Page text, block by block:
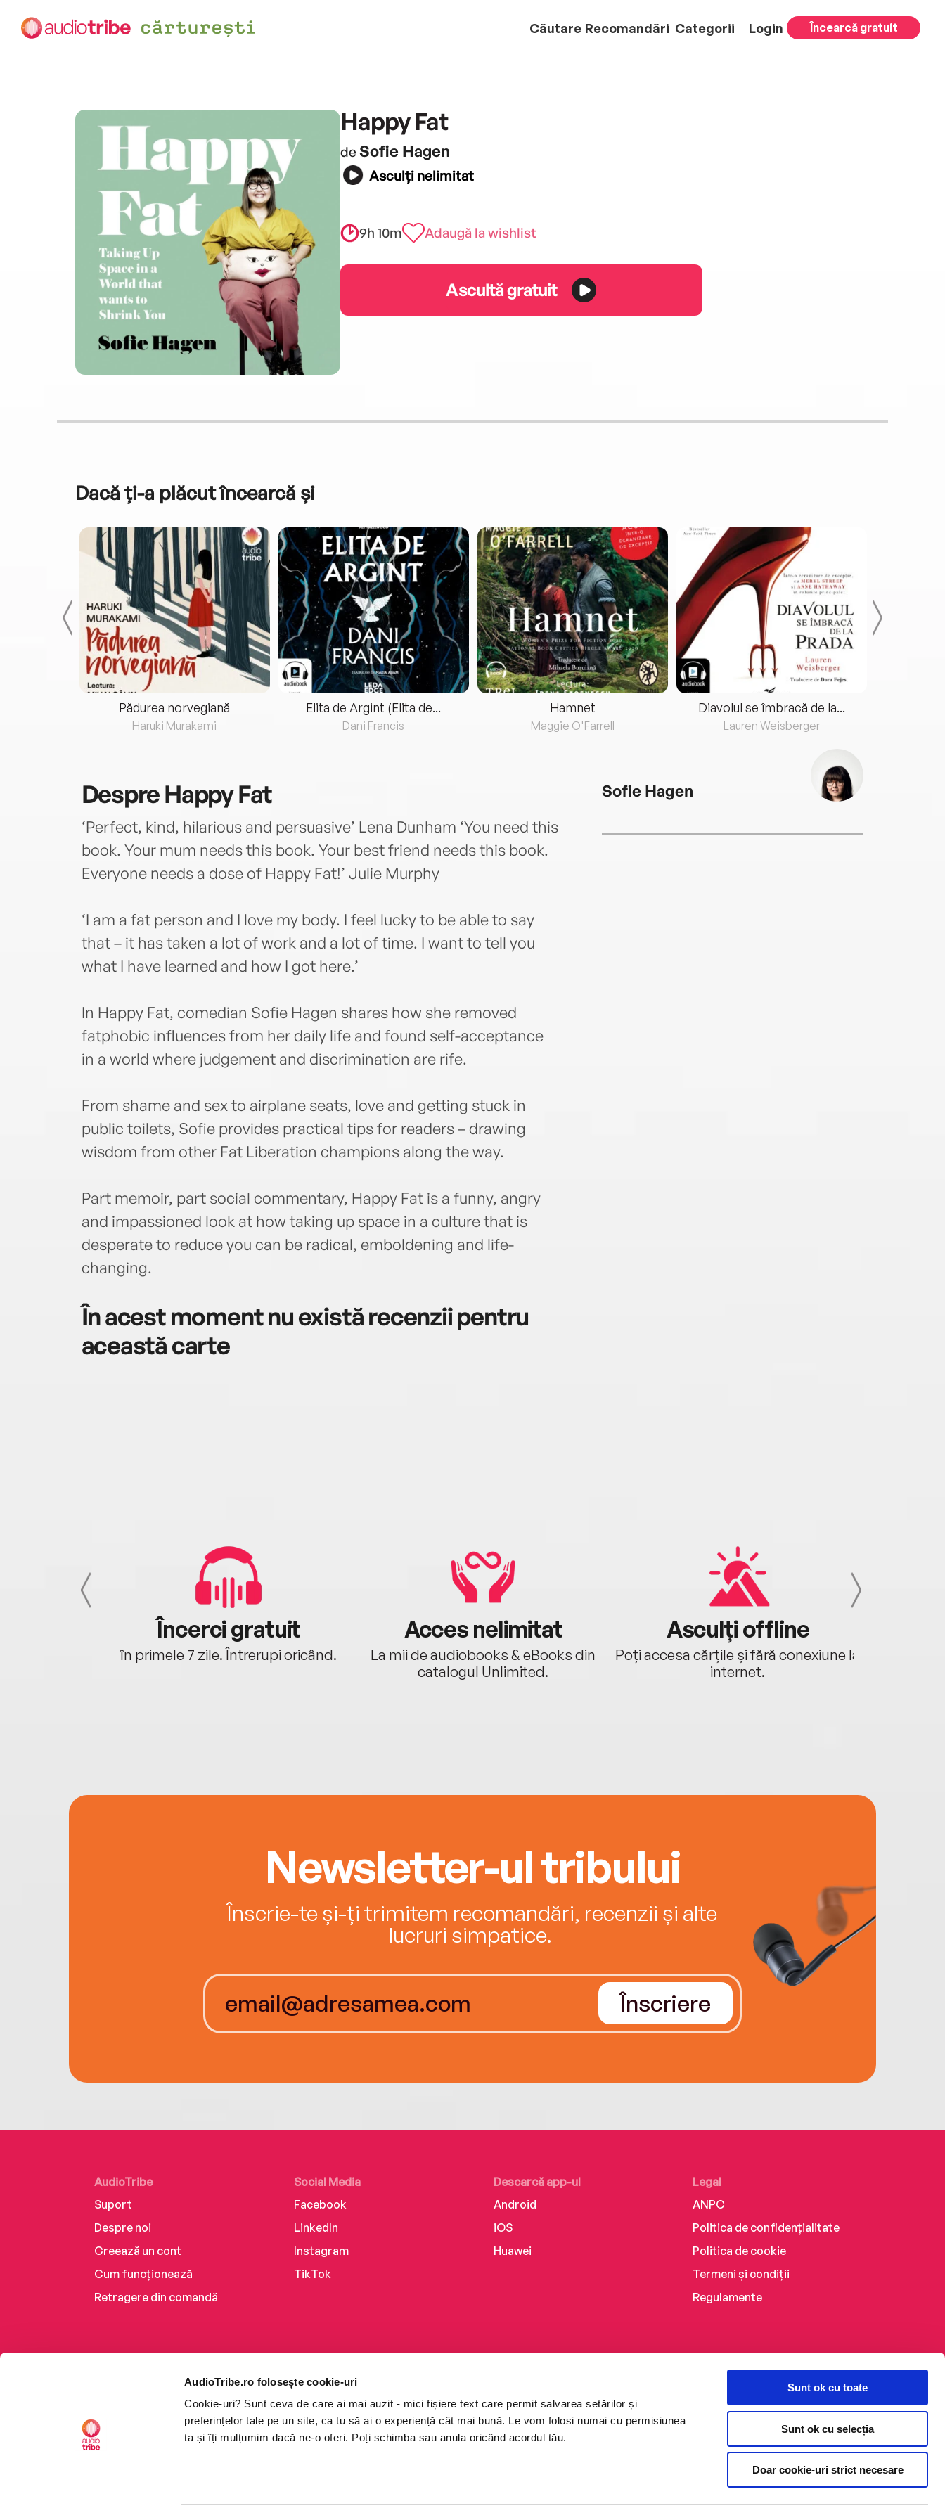
AudioTribe.ro folosește cookie-uri
Cookie-uri? Sunt ceva de care ai mai auzit - mici fișiere text care permit salvarea setărilor și
preferințelor tale pe un site, ca tu să ai o experiență cât mai bună. Le vom folosi numai cu permisiunea
ta și îți mulțumim dacă ne-o oferi. Poți schimba sau anula oricând acordul tău.
Sunt ok cu toate
Sunt ok cu selecția
Doar cookie-uri strict necesare
Căutare Recomandări Categorii Login Încearcă gratuit
Happy Fat
de Sofie Hagen
Asculți nelimitat
9h 10m Adaugă la wishlist
Ascultă gratuit
Dacă ți-a plăcut încearcă și
Pădurea norvegiană
Haruki Murakami
Elita de Argint (Elita de...
Dani Francis
Hamnet
Maggie O'Farrell
Diavolul se îmbracă de la...
Lauren Weisberger
DespreHappy Fat
‘Perfect, kind, hilarious and persuasive’ Lena Dunham ‘You need this
book. Your mum needs this book. Your best friend needs this book.
Everyone needs a dose of Happy Fat!’ Julie Murphy
‘I am a fat person and I love my body. I feel lucky to be able to say
that – it has taken a lot of work and a lot of time. I want to tell you
what I have learned and how I got here.’
In Happy Fat, comedian Sofie Hagen shares how she removed
fatphobic influences from her daily life and found self-acceptance
in a world where judgement and discrimination are rife.
From shame and sex to airplane seats, love and getting stuck in
public toilets, Sofie provides practical tips for readers – drawing
wisdom from other Fat Liberation champions along the way.
Part memoir, part social commentary, Happy Fat is a funny, angry
and impassioned look at how taking up space in a culture that is
desperate to reduce you can be radical, emboldening and life-
changing.
În acest moment nu există recenzii pentru
această carte
Sofie Hagen
Încerci gratuit
în primele 7 zile. Întrerupi oricând.
Acces nelimitat
La mii de audiobooks & eBooks din
catalogul Unlimited.
Asculți offline
Poți accesa cărțile și fără conexiune la
internet.
Newsletter-ul tribului
Înscrie-te și-ți trimitem recomandări, recenzii și alte
lucruri simpatice.
Înscriere
AudioTribe
Suport
Despre noi
Creează un cont
Cum funcționează
Retragere din comandă
Social Media
Facebook
LinkedIn
Instagram
TikTok
Descarcă app-ul
Android
iOS
Huawei
Legal
ANPC
Politica de confidențialitate
Politica de cookie
Termeni și condiții
Regulamente